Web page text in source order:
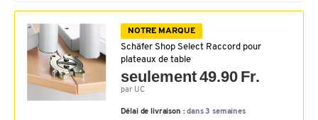
NOTRE MARQUE
Schäfer Shop Select Raccord pour
plateaux de table
seulement 49.90 Fr.
par UC
Délai de livraison :dans 3 semaines